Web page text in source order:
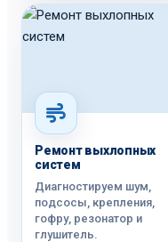
Ремонт выхлопных
систем
Диагностируем шум,
подсосы, крепления,
гофру, резонатор и
глушитель.